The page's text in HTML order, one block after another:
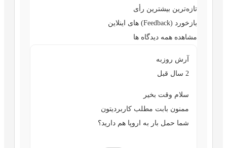
تازه‌ترین بیشترین رأی
بازخورد (Feedback) های اینلاین
مشاهده همه دیدگاه ها
آرش روزبه
2 سال قبل
سلام وقت بخیر
ممنون بابت مطلب کاربردیتون
شما حمل بار به اروپا هم دارید؟